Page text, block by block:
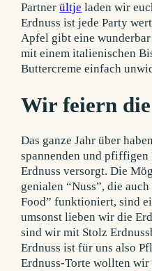
Partnerültje laden wir
Erdnuss ist jede Party
Apfel gibt eine
mit einem italienischen
Buttercreme einfach
Wir feiern
Das ganze Jahr über
spannenden und pfiffigen
Erdnuss versorgt. Die
genialen “Nuss”, die
Food” funktioniert, sind
umsonst lieben wir die
sind wir mit Stolz
Erdnuss ist für uns also
Erdnuss-Torte wollten wir